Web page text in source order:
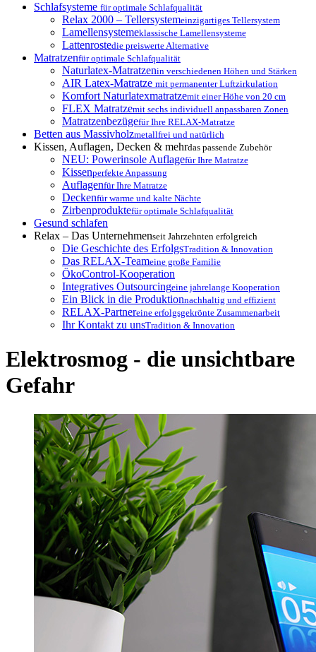
Schlafsysteme für optimale Schlafqualität
Relax 2000 – Tellersystemeinzigartiges Tellersystem
Lamellensystemeklassische Lamellensysteme
Lattenrostedie preiswerte Alternative
Matratzenfür optimale Schlafqualität
Naturlatex-Matratzenin verschiedenen Höhen und Stärken
AIR Latex-Matratze mit permanenter Luftzirkulation
Komfort Naturlatexmatratzemit einer Höhe von 20 cm
FLEX Matratzemit sechs individuell anpassbaren Zonen
Matratzenbezügefür Ihre RELAX-Matratze
Betten aus Massivholzmetallfrei und natürlich
Kissen, Auflagen, Decken & mehrdas passende Zubehör
NEU: Powerinsole Auflagefür Ihre Matratze
Kissenperfekte Anpassung
Auflagenfür Ihre Matratze
Deckenfür warme und kalte Nächte
Zirbenproduktefür optimale Schlafqualität
Gesund schlafen
Relax – Das Unternehmenseit Jahrzehnten erfolgreich
Die Geschichte des ErfolgsTradition & Innovation
Das RELAX-Teameine große Familie
ÖkoControl-Kooperation
Integratives Outsourcingeine jahrelange Kooperation
Ein Blick in die Produktionnachhaltig und effizient
RELAX-Partnereine erfolgsgekrönte Zusammenarbeit
Ihr Kontakt zu unsTradition & Innovation
Elektrosmog - die unsichtbare
Gefahr